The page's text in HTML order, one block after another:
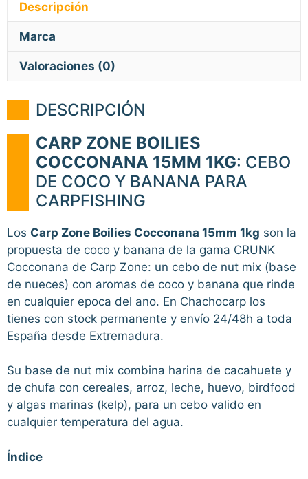
Descripción
Marca
Valoraciones (0)
DESCRIPCIÓN
CARP ZONE BOILIES
COCCONANA 15MM 1KG: CEBO
DE COCO Y BANANA PARA
CARPFISHING
Los Carp Zone Boilies Cocconana 15mm 1kg son la
propuesta de coco y banana de la gama CRUNK
Cocconana de Carp Zone: un cebo de nut mix (base
de nueces) con aromas de coco y banana que rinde
en cualquier epoca del ano. En Chachocarp los
tienes con stock permanente y envío 24/48h a toda
España desde Extremadura.
Su base de nut mix combina harina de cacahuete y
de chufa con cereales, arroz, leche, huevo, birdfood
y algas marinas (kelp), para un cebo valido en
cualquier temperatura del agua.
Índice